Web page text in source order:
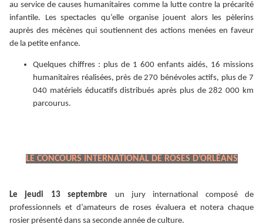
au service de causes humanitaires comme la lutte contre la précarité
infantile. Les spectacles qu’elle organise jouent alors les pèlerins
auprès des mécènes qui soutiennent des actions menées en faveur
de la petite enfance.
Quelques chiffres : plus de 1 600 enfants aidés, 16 missions
humanitaires réalisées, près de 270 bénévoles actifs, plus de 7
040 matériels éducatifs distribués après plus de 282 000 km
parcourus.
LE CONCOURS INTERNATIONAL DE ROSES D’ORLÉANS
Le jeudi 13 septembre un jury international composé de
professionnels et d’amateurs de roses évaluera et notera chaque
rosier présenté dans sa seconde année de culture.